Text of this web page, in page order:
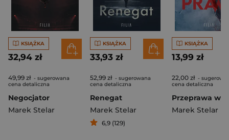
KSIĄŻKA
32,94 zł
49,99 zł - sugerowana
cena detaliczna
Negocjator
Marek Stelar
KSIĄŻKA
33,93 zł
52,99 zł - sugerowana
cena detaliczna
Renegat
Marek Stelar
6,9 (129)
KSIĄŻKA
13,99 zł
22,00 zł -
cena detaliczna
Marek Stelar